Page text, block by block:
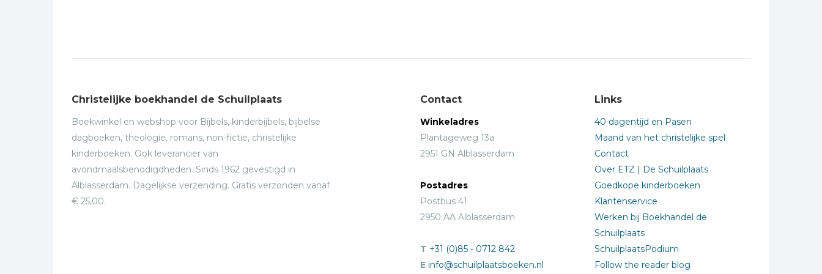
Christelijke boekhandel de Schuilplaats
Boekwinkel en webshop voor Bijbels, kinderbijbels, bijbelse
dagboeken, theologie, romans, non-fictie, christelijke
kinderboeken. Ook leverancier van
avondmaalsbenodigdheden. Sinds 1962 gevestigd in
Alblasserdam. Dagelijkse verzending. Gratis verzonden vanaf
€ 25,00.
Contact
Winkeladres
Plantageweg 13a
2951 GN Alblasserdam
Postadres
Postbus 41
2950 AA Alblasserdam
T +31 (0)85 - 0712 842
E info@schuilplaatsboeken.nl
Links
40 dagentijd en Pasen
Maand van het christelijke spel
Contact
Over ETZ | De Schuilplaats
Goedkope kinderboeken
Klantenservice
Werken bij Boekhandel de
Schuilplaats
SchuilplaatsPodium
Follow the reader blog